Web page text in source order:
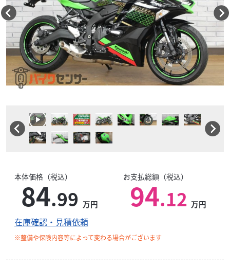
本体価格（税込）
84.99 万円
お支払総額（税込）
94.12 万円
在庫確認・見積依頼
※整備や保険内容等によって変わる場合がございます